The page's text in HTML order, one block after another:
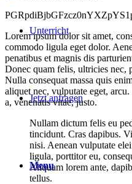
Unterricht
Jetzt anfragen
Menu
Lorem ipsum dolor sit amet,
commodo ligula eget dolor.
penatibus et magnis dis
Donec quam felis, ultricies nec,
Nulla consequat massa quis
aliquet nec, vulputate eget,
a, venenatis vitae, justo.
Nullam dictum felis eu
tincidunt. Cras dapibus.
nisi. Aenean vulputate
ligula, porttitor eu,
Aliquam lorem ante,
tellus.